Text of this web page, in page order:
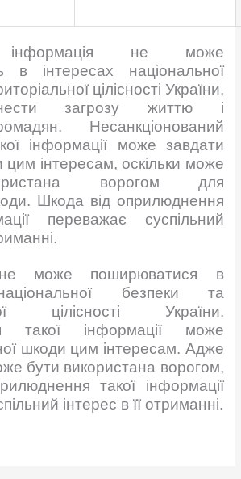
інформація не може
в інтересах національної
цілісності України,
загрозу життю і
Несанкціонований
інформації може завдати
цим інтересам, оскільки може
ворогом для
Шкода від оприлюднення
переважає суспільний
не може поширюватися в
безпеки та
цілісності України.
такої інформації може
шкоди цим інтересам. Адже
бути використана ворогом,
такої інформації
інтерес в її отриманні.